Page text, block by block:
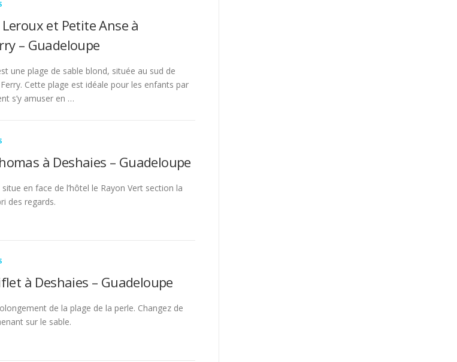
et Petite Anse à
– Guadeloupe
une plage de sable blond, située au sud de
Cette plage est idéale pour les enfants par
s’y amuser en …
à Deshaies – Guadeloupe
en face de l’hôtel le Rayon Vert section la
des regards.
à Deshaies – Guadeloupe
de la plage de la perle. Changez de
sur le sable.